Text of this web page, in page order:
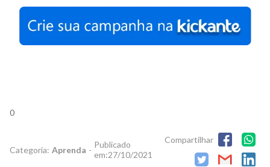
0
Categoria: Aprenda - Publicado
em:27/10/2021
Compartilhar